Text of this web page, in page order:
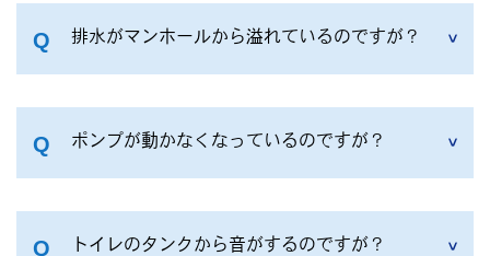
排水がマンホールから溢れているのですが？
ポンプが動かなくなっているのですが？
トイレのタンクから音がするのですが？